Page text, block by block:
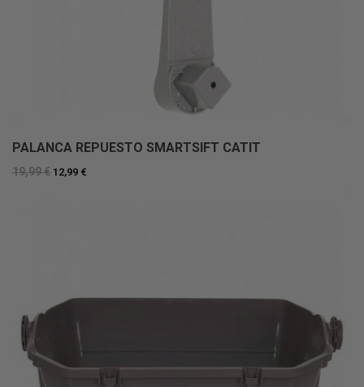
PALANCA REPUESTO SMARTSIFT CATIT
19,99 € 12,99 €